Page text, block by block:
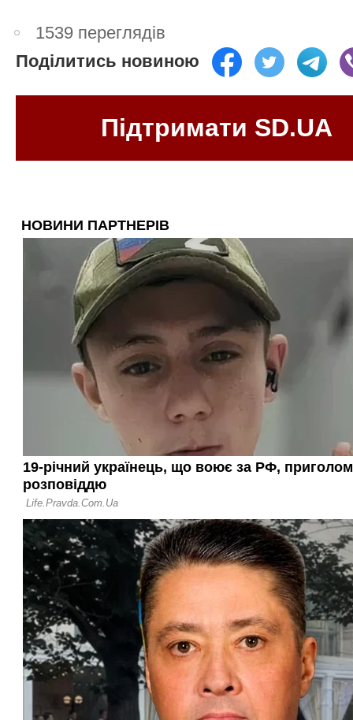
1539 переглядів
Поділитись новиною
Підтримати SD.UA